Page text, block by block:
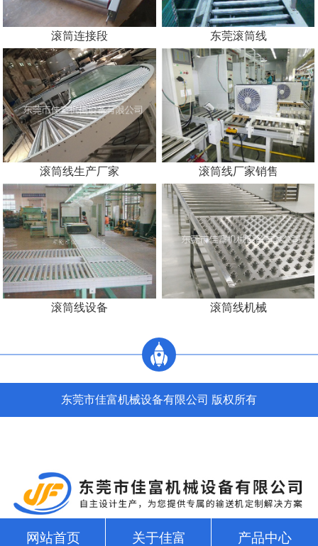
滚筒连接段 东莞滚筒线
滚筒线生产厂家 滚筒线厂家销售
滚筒线设备 滚筒线机械
东莞市佳富机械设备有限公司 版权所有
网站首页 关于佳富 产品中心